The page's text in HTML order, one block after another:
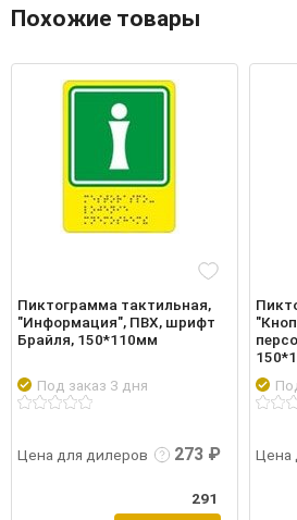
Похожие товары
Пиктограмма тактильная,
"Информация", ПВХ, шрифт
Брайля, 150*110мм
Под заказ 3 дня
Цена для дилеров 273 ₽
291
Цена
Подробнее